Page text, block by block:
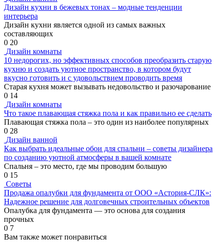
Дизайн кухни в бежевых тонах – модные тенденции
интерьера
Дизайн кухни является одной из самых важных
составляющих
0 20
Дизайн комнаты
10 недорогих, но эффективных способов преобразить старую
кухню и создать уютное пространство, в котором будут
вкусно готовить и с удовольствием проводить время
Старая кухня может вызывать недовольство и разочарование
0 14
Дизайн комнаты
Что такое плавающая стяжка пола и как правильно ее сделать
Плавающая стяжка пола – это один из наиболее популярных
0 28
Дизайн ванной
Как выбрать идеальные обои для спальни – советы дизайнера
по созданию уютной атмосферы в вашей комнате
Спальня – это место, где мы проводим большую
0 15
Советы
Продажа опалубки для фундамента от ООО «Астория-СЛК»:
Надежное решение для долговечных строительных объектов
Опалубка для фундамента — это основа для создания
прочных
0 7
Вам также может понравиться